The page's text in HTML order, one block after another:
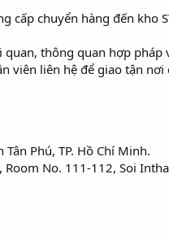
chuyển hàng đến kho
thông quan hợp
viên liên hệ để giao tận
Phú, TP. Hồ Chí Minh.
No. 111-112, Soi